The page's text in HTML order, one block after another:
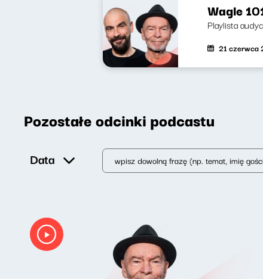
Wagle
Playlista
21 czerwca
Pozostałe odcinki podcastu
Data